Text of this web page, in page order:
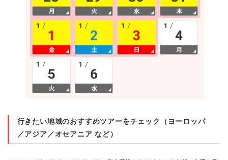
行きたい地域のおすすめツアーをチェック（ヨーロッパ
／アジア／オセアニア など）